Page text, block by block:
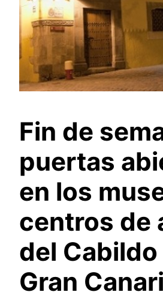
Fin de
puertas
en los
centros de
del Cabildo
Gran